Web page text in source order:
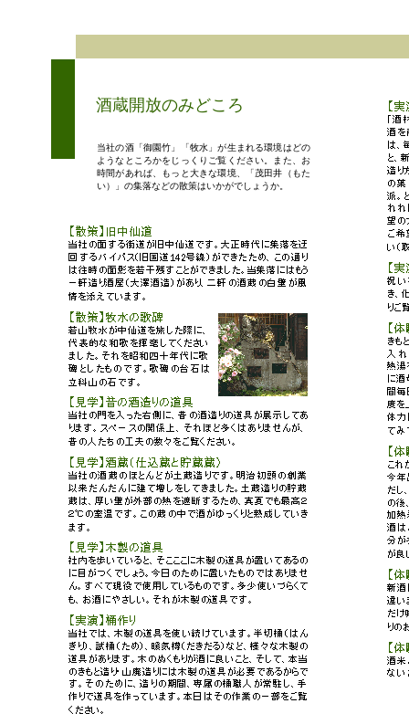
酒蔵開放のみどころ
当社の酒「御園竹」「牧水」が生まれる環境はどの
ようなところかをじっくりご覧ください。また、お
時間があれば、もっと大きな環境、「茂田井（もた
い）」の集落などの散策はいかがでしょうか。